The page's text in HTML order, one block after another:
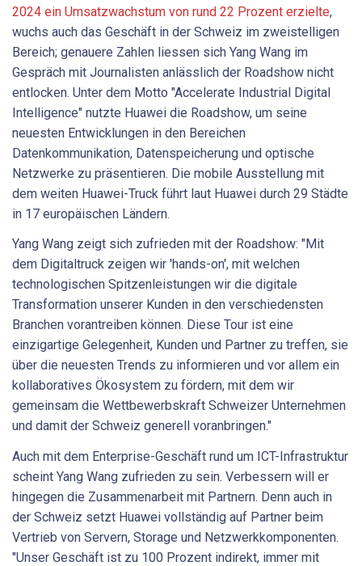
2024 ein Umsatzwachstum von rund 22 Prozent erzielte,
wuchs auch das Geschäft in der Schweiz im zweistelligen
Bereich; genauere Zahlen liessen sich Yang Wang im
Gespräch mit Journalisten anlässlich der Roadshow nicht
entlocken. Unter dem Motto "Accelerate Industrial Digital
Intelligence" nutzte Huawei die Roadshow, um seine
neuesten Entwicklungen in den Bereichen
Datenkommunikation, Datenspeicherung und optische
Netzwerke zu präsentieren. Die mobile Ausstellung mit
dem weiten Huawei-Truck führt laut Huawei durch 29 Städte
in 17 europäischen Ländern.
Yang Wang zeigt sich zufrieden mit der Roadshow: "Mit
dem Digitaltruck zeigen wir 'hands-on', mit welchen
technologischen Spitzenleistungen wir die digitale
Transformation unserer Kunden in den verschiedensten
Branchen vorantreiben können. Diese Tour ist eine
einzigartige Gelegenheit, Kunden und Partner zu treffen, sie
über die neuesten Trends zu informieren und vor allem ein
kollaboratives Ökosystem zu fördern, mit dem wir
gemeinsam die Wettbewerbskraft Schweizer Unternehmen
und damit der Schweiz generell voranbringen."
Auch mit dem Enterprise-Geschäft rund um ICT-Infrastruktur
scheint Yang Wang zufrieden zu sein. Verbessern will er
hingegen die Zusammenarbeit mit Partnern. Denn auch in
der Schweiz setzt Huawei vollständig auf Partner beim
Vertrieb von Servern, Storage und Netzwerkkomponenten.
"Unser Geschäft ist zu 100 Prozent indirekt, immer mit